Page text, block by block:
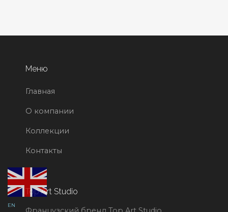
Меню
Главная
О компании
Коллекции
Контакты
Top Art Studio
EN